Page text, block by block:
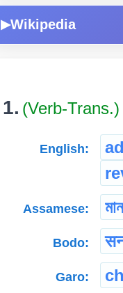
▶Wikipedia
1. (Verb-Trans.)
English:
Assamese:
Bodo:
Garo: